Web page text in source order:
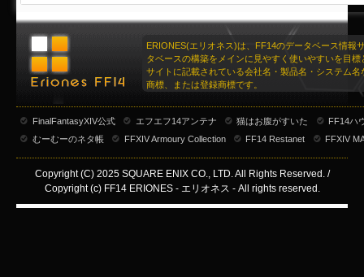
ERIONES(エリオネス)は、FF14のデータベース情報
タベースの構築をメインに見やすく使いやすいを目標
サイトに記載されている会社名・製品名・システム名
商標、または登録商標です。
FinalFantasyXIV公式 エフエフ14アンテナ 猫はお腹がすいた
FF14ハ
むーむーのネタ帳
FFXIV Armoury Collection FF14 Restanet FFXIV
Copyright (C) 2025 SQUARE ENIX CO., LTD. All Rights Reserved. /
Copyright (c) FF14 ERIONES - エリオネス - All rights reserved.